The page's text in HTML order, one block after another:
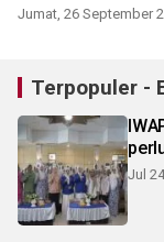
Jumat, 26 September
Terpopuler -
Jul